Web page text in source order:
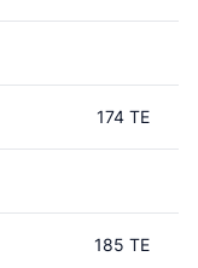
174 TE
185 TE